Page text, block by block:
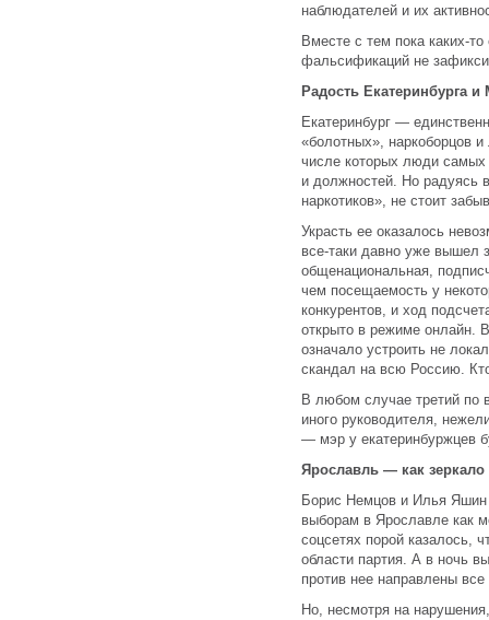
наблюдателей и их
Вместе с тем пока каких-
фальсификаций не
Радость Екатеринбурга
Екатеринбург —
«болотных», наркоборцов
числе которых люди самых
и должностей. Но радуясь
наркотиков», не стоит
Украсть ее оказалось
все-таки давно уже вышел
общенациональная,
чем посещаемость у
конкурентов, и ход
открыто в режиме онлайн.
означало устроить не
скандал на всю Россию.
В любом случае третий по
иного руководителя,
— мэр у екатеринбуржцев
Ярославль — как зеркало
Борис Немцов и Илья Яшин
выборам в Ярославле как
соцсетях порой
области партия. А в ночь
против нее направлены
Но, несмотря на